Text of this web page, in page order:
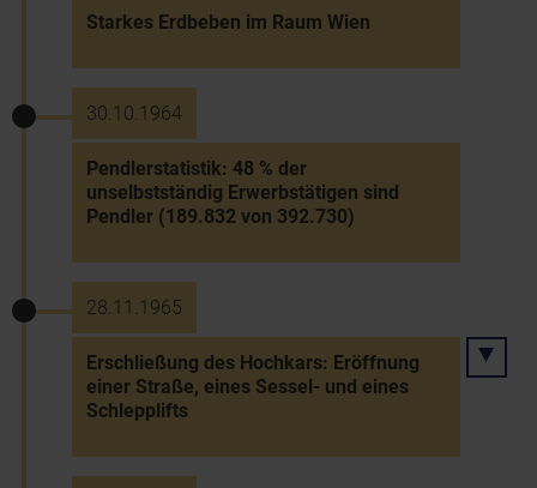
Starkes Erdbeben im Raum Wien
30.10.1964
Pendlerstatistik: 48 % der
unselbstständig Erwerbstätigen sind
Pendler (189.832 von 392.730)
28.11.1965
Erschließung des Hochkars: Eröffnung
einer Straße, eines Sessel- und eines
Schlepplifts